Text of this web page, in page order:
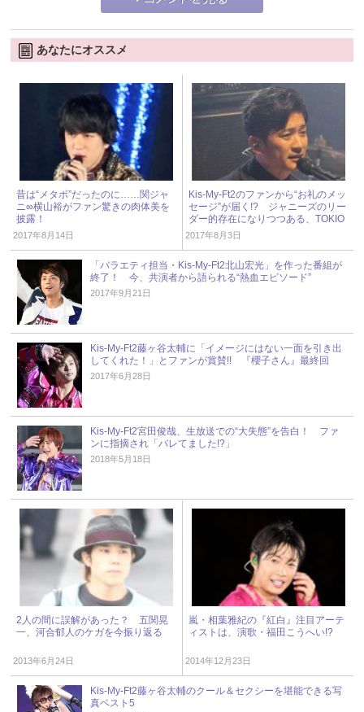
あなたにオススメ
昔は“メタボ”だったのに……関ジャ
ニ∞横山裕がファン驚きの肉体美を
披露！
2017年8月14日
Kis-My-Ft2のファンから“お礼のメッ
セージ”が届く!? ジャニーズのリー
ダー的存在になりつつある、TOKIO
国分太一
2017年8月3日
「バラエティ担当・Kis-My-Ft2北山宏光」を作った番組が
終了！ 今、共演者から語られる“熱血エピソード”
2017年9月21日
Kis-My-Ft2藤ヶ谷太輔に「イメージにはない一面を引き出
してくれた！」とファンが賞賛!! 『櫻子さん』最終回
2017年6月28日
Kis-My-Ft2宮田俊哉、生放送での“大失態”を告白！ ファ
ンに指摘され「バレてました!?」
2018年5月18日
2人の間に誤解があった？ 五関晃
一、河合郁人のケガを今振り返る
2013年6月24日
嵐・相葉雅紀の『紅白』注目アーテ
ィストは、演歌・福田こうへい!?
2014年12月23日
Kis-My-Ft2藤ヶ谷太輔のクール＆セクシーを堪能できる写
真ベスト5